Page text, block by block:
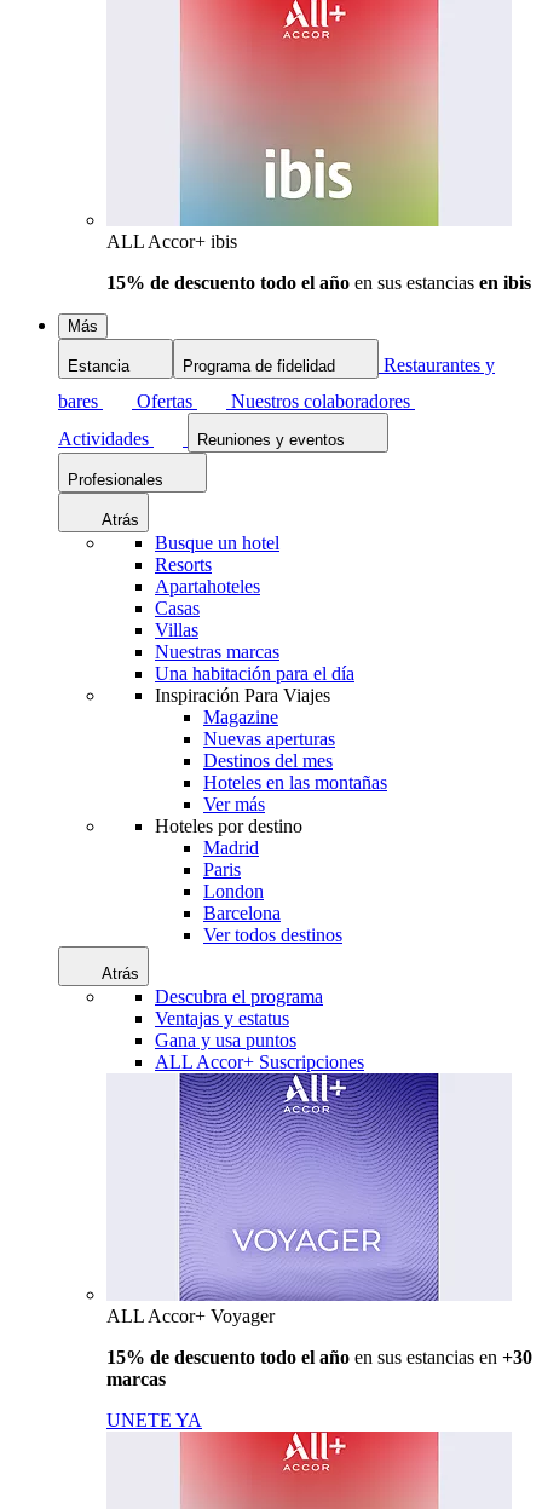
ALL Accor+ ibis
15% de descuento todo el año en sus estancias en ibis
Más
Estancia Programa de fidelidad
Restaurantes y
bares
Ofertas
Nuestros colaboradores
Actividades
Reuniones y eventos
Profesionales
Atrás
Busque un hotel
Resorts
Apartahoteles
Casas
Villas
Nuestras marcas
Una habitación para el día
Inspiración Para Viajes
Magazine
Nuevas aperturas
Destinos del mes
Hoteles en las montañas
Ver más
Hoteles por destino
Madrid
Paris
London
Barcelona
Ver todos destinos
Atrás
Descubra el programa
Ventajas y estatus
Gana y usa puntos
ALL Accor+ Suscripciones
ALL Accor+ Voyager
15% de descuento todo el año en sus estancias en +30
marcas
UNETE YA